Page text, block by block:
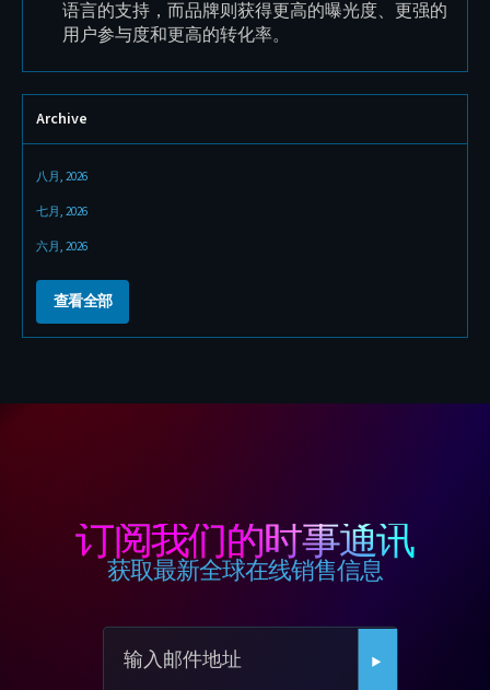
Archive
八月, 2026
七月, 2026
六月, 2026
查看全部
订阅我们的时事通讯
获取最新全球在线销售信息